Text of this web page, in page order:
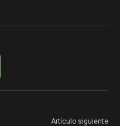
Artículo siguiente